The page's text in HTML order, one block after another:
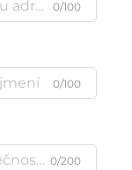
0/100
0/100
0/200